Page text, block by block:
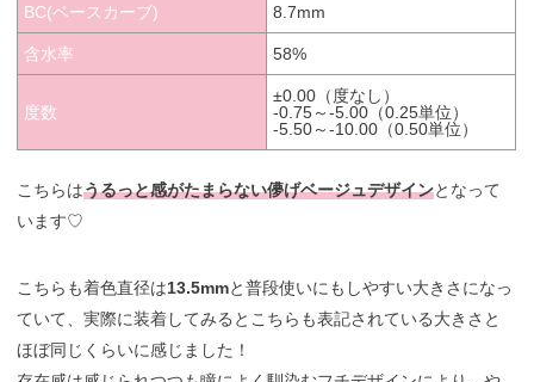
BC(ベースカーブ) 8.7mm
含水率 58%
度数
±0.00（度なし）
-0.75～-5.00（0.25単位）
-5.50～-10.00（0.50単位）
こちらはうるっと感がたまらない儚げベージュデザインとなって
います♡
こちらも着色直径は13.5mmと普段使いにもしやすい大きさになっ
ていて、実際に装着してみるとこちらも表記されている大きさと
ほぼ同じくらいに感じました！